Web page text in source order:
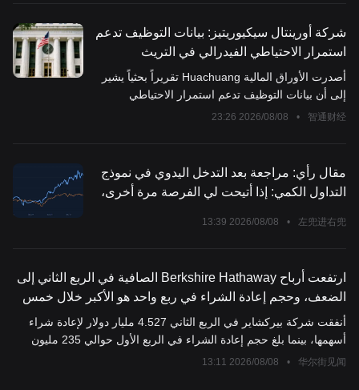
شركة أورينتال سيكيوريتيز: بيانات التوظيف تدعم
استمرار الاحتياطي الفيدرالي في التريث
أصدرت الأوراق المالية Huachuang تقريراً بحثياً يشير
إلى أن بيانات التوظيف تدعم استمرار الاحتياطي
الفيدرالي في الحفاظ على موقفه دون تغيير.
智通财经
•
2026/08/08 23:26
مقال رأي: مراجعة بعد التدخل اليدوي في نموذج
التداول الكمي: إذا أتيحت لي الفرصة مرة أخرى،
左兜进右兜
•
2026/08/08 13:39
ارتفعت أرباح Berkshire Hathaway الصافية في الربع الثاني إلى
الضعف، وحجم إعادة الشراء في ربع واحد هو الأكبر خلال خمس
سنوات، وGoogle دخلت ضمن أكبر خمسة أسهم في المحفظة
أنفقت شركة بيركشاير في الربع الثاني 4.527 مليار دولار لإعادة شراء
أسهمها، بينما بلغ حجم إعادة الشراء في الربع الأول حوالي 235 مليون
دولار فقط. وبلغ إجمالي عمليات إعادة الشراء في النصف الأول حوالي
华尔街见闻
•
2026/08/08 13:11